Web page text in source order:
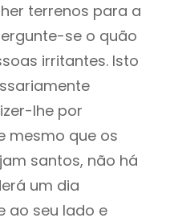
terrenos para a
se o quão
irritantes. Isto
lhe por
mesmo que os
santos, não há
um dia
ao seu lado e